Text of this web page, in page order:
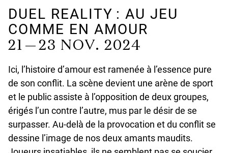
DUEL REALITY : AU JEU
COMME EN AMOUR
21 — 23 NOV. 2024
Ici, l’histoire d’amour est ramenée à l’essence pure
de son conflit. La scène devient une arène de sport
et le public assiste à l’opposition de deux groupes,
érigés l’un contre l’autre, mus par le désir de se
surpasser. Au-delà de la provocation et du conflit se
dessine l’image de nos deux amants maudits.